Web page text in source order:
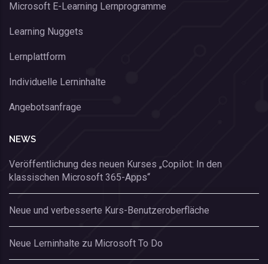
Microsoft E-Learning Lernprogramme
Learning Nuggets
Lernplattform
Individuelle Lerninhalte
Angebotsanfrage
NEWS
Veröffentlichung des neuen Kurses „Copilot: In den
klassischen Microsoft 365-Apps“
Neue und verbesserte Kurs-Benutzeroberfläche
Neue Lerninhalte zu Microsoft To Do